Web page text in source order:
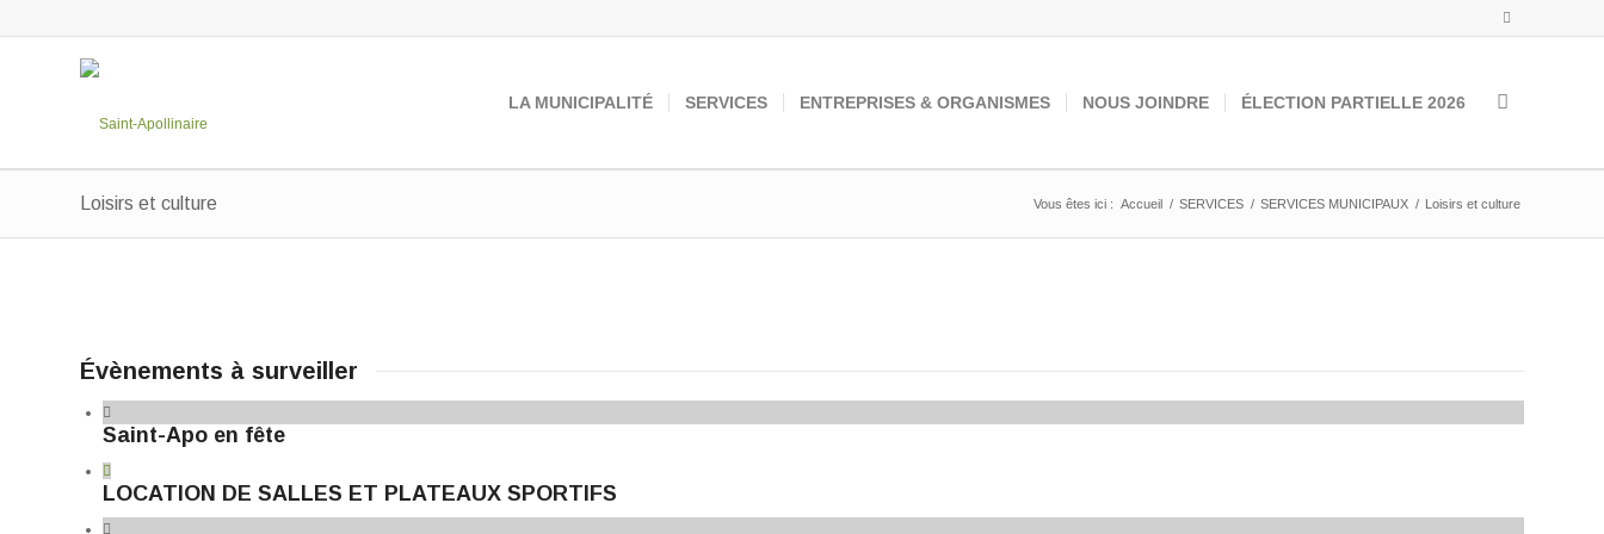
LA MUNICIPALITÉ SERVICES ENTREPRISES & ORGANISMES NOUS JOINDRE ÉLECTION PARTIELLE 2026
Loisirs et culture Vous êtes ici : Accueil / SERVICES / SERVICES MUNICIPAUX / Loisirs et culture
Évènements à surveiller
Saint-Apo en fête
LOCATION DE SALLES ET PLATEAUX SPORTIFS